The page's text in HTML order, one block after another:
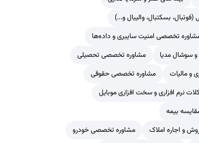
بسکتبال، والیبال و...)
تخصصی امنیت سایبری و داده‌ها
سوشال مدیا
مشاوره تخصصی تحصیلی
و مالیات
مشاوره تخصصی حقوقی
نرم افزاری و سخت افزاری موبایل
بیمه
و اجاره املاک
مشاوره تخصصی خودرو